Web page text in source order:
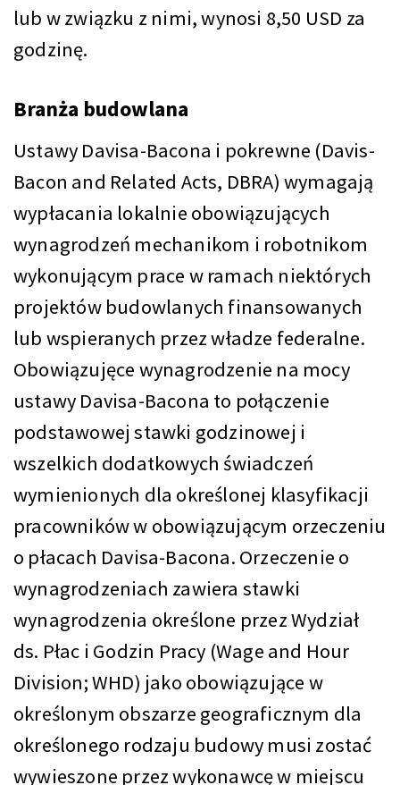
lub w związku z nimi, wynosi 8,50 USD za
godzinę.
Branża budowlana
Ustawy Davisa-Bacona i pokrewne (Davis-
Bacon and Related Acts, DBRA) wymagają
wypłacania lokalnie obowiązujących
wynagrodzeń mechanikom i robotnikom
wykonującym prace w ramach niektórych
projektów budowlanych finansowanych
lub wspieranych przez władze federalne.
Obowiązujęce wynagrodzenie na mocy
ustawy Davisa-Bacona to połączenie
podstawowej stawki godzinowej i
wszelkich dodatkowych świadczeń
wymienionych dla określonej klasyfikacji
pracowników w obowiązującym orzeczeniu
o płacach Davisa-Bacona. Orzeczenie o
wynagrodzeniach zawiera stawki
wynagrodzenia określone przez Wydział
ds. Płac i Godzin Pracy (Wage and Hour
Division; WHD) jako obowiązujące w
określonym obszarze geograficznym dla
określonego rodzaju budowy musi zostać
wywieszone przez wykonawcę w miejscu